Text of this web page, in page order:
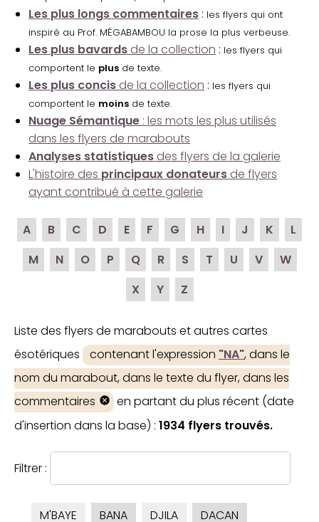
Les plus longs commentaires : les flyers qui ont
inspiré au Prof. MÉGABAMBOU la prose la plus verbeuse.
Les plus bavards de la collection : les flyers qui
comportent le plus de texte.
Les plus concis de la collection : les flyers qui
comportent le moins de texte.
Nuage Sémantique : les mots les plus utilisés
dans les flyers de marabouts
Analyses statistiques des flyers de la galerie
L'histoire des principaux donateurs de flyers
ayant contribué à cette galerie
A B C D E F G H I J K
L
M
N O P Q R S T U V
W
X
Y Z
Liste des flyers de marabouts et autres cartes
ésotériques
contenant l'expression "NA", dans le
nom du marabout, dans le texte du flyer, dans les
commentaires
en partant du plus récent (date
d'insertion dans la base) : 1934 flyers trouvés.
Filtrer :
M'BAYE BANA DJILA
DACAN